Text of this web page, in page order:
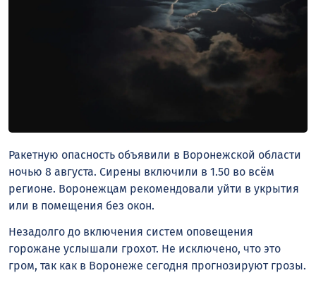
Ракетную опасность объявили в Воронежской области
ночью 8 августа. Сирены включили в 1.50 во всём
регионе. Воронежцам рекомендовали уйти в укрытия
или в помещения без окон.
Незадолго до включения систем оповещения
горожане услышали грохот. Не исключено, что это
гром, так как в Воронеже сегодня прогнозируют грозы.